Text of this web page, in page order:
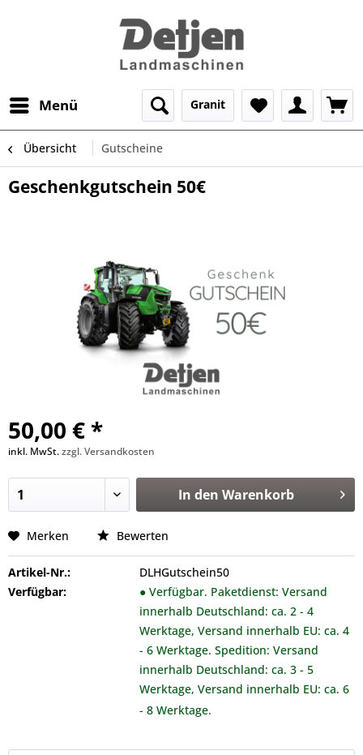
Menü Granit
Übersicht Gutscheine
Geschenkgutschein 50€
50,00 € *
inkl. MwSt.zzgl. Versandkosten
In den Warenkorb
Merken Bewerten
Artikel-Nr.:
DLHGutschein50
Verfügbar:
● Verfügbar. Paketdienst: Versand
innerhalb Deutschland: ca. 2 - 4
Werktage, Versand innerhalb EU: ca. 4
- 6 Werktage. Spedition: Versand
innerhalb Deutschland: ca. 3 - 5
Werktage, Versand innerhalb EU: ca. 6
- 8 Werktage.